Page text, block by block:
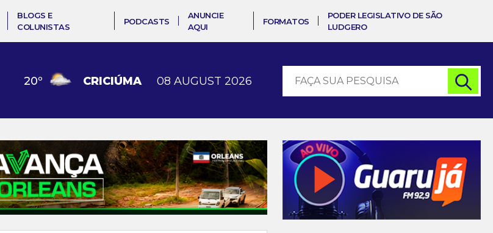
BLOGS E
COLUNISTAS
PODCASTS
ANUNCIE
AQUI
FORMATOS
PODER LEGISLATIVO DE SÃO
LUDGERO
20º CRICIÚMA 08 AUGUST 2026